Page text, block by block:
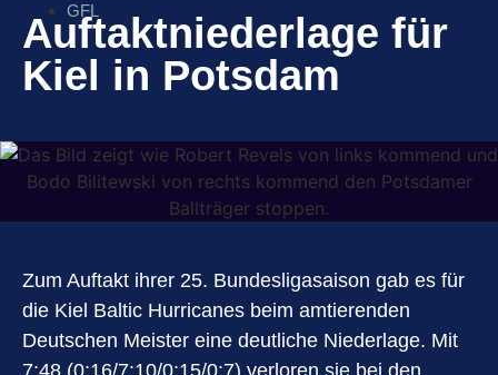
GFL
Auftaktniederlage für
Kiel in Potsdam
Zum Auftakt ihrer 25. Bundesligasaison gab es für
die Kiel Baltic Hurricanes beim amtierenden
Deutschen Meister eine deutliche Niederlage. Mit
7:48 (0:16/7:10/0:15/0:7) verloren sie bei den